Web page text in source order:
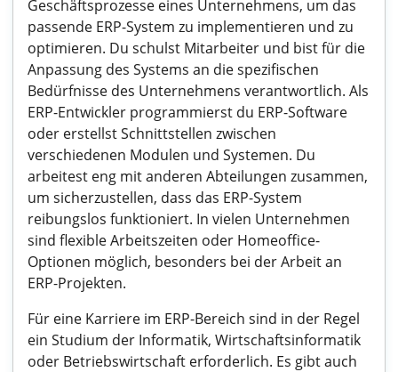
Geschäftsprozesse eines Unternehmens, um das
passende ERP-System zu implementieren und zu
optimieren. Du schulst Mitarbeiter und bist für die
Anpassung des Systems an die spezifischen
Bedürfnisse des Unternehmens verantwortlich. Als
ERP-Entwickler programmierst du ERP-Software
oder erstellst Schnittstellen zwischen
verschiedenen Modulen und Systemen. Du
arbeitest eng mit anderen Abteilungen zusammen,
um sicherzustellen, dass das ERP-System
reibungslos funktioniert. In vielen Unternehmen
sind flexible Arbeitszeiten oder Homeoffice-
Optionen möglich, besonders bei der Arbeit an
ERP-Projekten.
Für eine Karriere im ERP-Bereich sind in der Regel
ein Studium der Informatik, Wirtschaftsinformatik
oder Betriebswirtschaft erforderlich. Es gibt auch